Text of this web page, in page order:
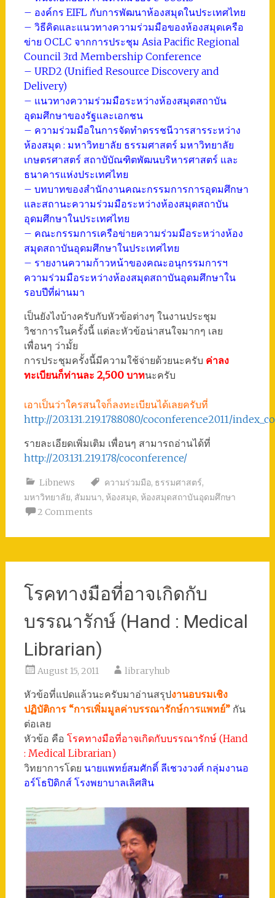
– องค์กร EIFL กับการพัฒนาห้องสมุดในประเทศไทย
– วิธีคิดและแนวทางความร่วมมือของห้องสมุดเครือ
ข่าย OCLC จากการประชุม Asia Pacific Regional
Council 3rd Membership Conference
– URD2 (Unified Resource Discovery and
Delivery)
– แนวทางความร่วมมือระหว่างห้องสมุดสถาบัน
อุดมศึกษาของรัฐและเอกชน
– ความร่วมมือในการจัดทำดรรชนีวารสารระหว่าง
ห้องสมุด : มหาวิทยาลัย ธรรมศาสตร์ มหาวิทยาลัย
เกษตรศาสตร์ สถาบับัณฑิตพัฒนบริหารศาสตร์ และ
ธนาคารแห่งประเทศไทย
– บทบาทของสำนักงานคณะกรรมการการอุดมศึกษา
และสถานะความร่วมมือระหว่างห้องสมุดสถาบัน
อุดมศึกษาในประเทศไทย
– คณะกรรมการเครือข่ายความร่วมมือระหว่างห้อง
สมุดสถาบันอุดมศึกษาในประเทศไทย
– รายงานความก้าวหน้าของคณะอนุกรรมการฯ
ความร่วมมือระหว่างห้องสมุดสถาบันอุดมศึกษาใน
รอบปีที่ผ่านมา
เป็นยังไงบ้างครับกับหัวข้อต่างๆ ในงานประชุม
วิชาการในครั้งนี้ แต่ละหัวข้อน่าสนใจมากๆ เลย
เพื่อนๆ ว่ามั้ย
การประชุมครั้งนี้มีความใช้จ่ายด้วยนะครับ ค่าลง
ทะเบียนก็ท่านละ 2,500 บาทนะครับ
เอาเป็นว่าใครสนใจก็ลงทะเบียนได้เลยครับที่
http://203.131.219.178:8080/coconference2011/
รายละเอียดเพิ่มเติม เพื่อนๆ สามารถอ่านได้ที่
http://203.131.219.178/coconference/
Libnews ความร่วมมือ, ธรรมศาสตร์,
มหาวิทยาลัย, สัมมนา, ห้องสมุด, ห้องสมุดสถาบันอุดมศึกษา
2 Comments
โรคทางมือที่อาจเกิดกับ
บรรณารักษ์ (Hand : Medical
Librarian)
August 15, 2011 libraryhub
หัวข้อที่แปดแล้วนะครับมาอ่านสรุปงานอบรมเชิง
ปฏิบัติการ “การเพิ่มมูลค่าบรรณารักษ์การแพทย์”กัน
ต่อเลย
หัวข้อ คือ โรคทางมือที่อาจเกิดกับบรรณารักษ์ (Hand
: Medical Librarian)
วิทยาการโดย นายแพทย์สมศักดิ์ ลีเชวงวงศ์ กลุ่มงานอ
อร์โธปิดิกส์ โรงพยาบาลเลิศสิน